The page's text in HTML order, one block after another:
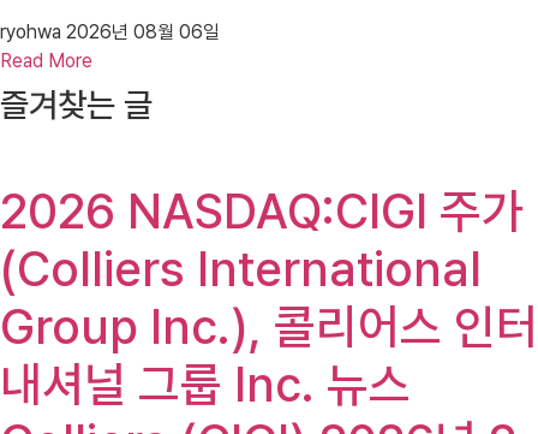
ryohwa 2026년 08월 06일
Read More
즐겨찾는 글
2026 NASDAQ:CIGI 주가
(Colliers International
Group Inc.), 콜리어스 인터
내셔널 그룹 Inc. 뉴스